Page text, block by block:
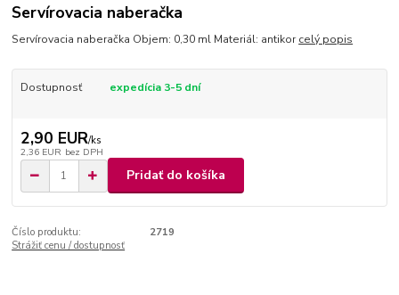
Servírovacia naberačka
Servírovacia naberačka Objem: 0,30 ml Materiál: antikorcelý popis
Dostupnosť expedícia 3-5 dní
2,90 EUR/ks
2,36 EUR bez DPH
Pridať do košíka
Číslo produktu:
2719
Strážiť cenu / dostupnosť